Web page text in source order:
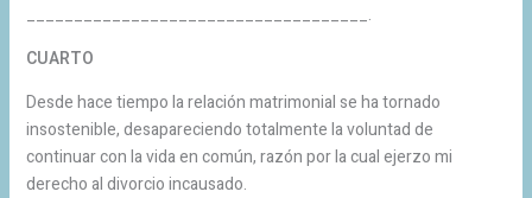
____________________________________.
CUARTO
Desde hace tiempo la relación matrimonial se ha tornado
insostenible, desapareciendo totalmente la voluntad de
continuar con la vida en común, razón por la cual ejerzo mi
derecho al divorcio incausado.